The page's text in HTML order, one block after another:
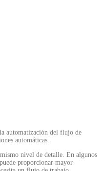
automatización del flujo de
automáticas.
nivel de detalle. En algunos
proporcionar mayor